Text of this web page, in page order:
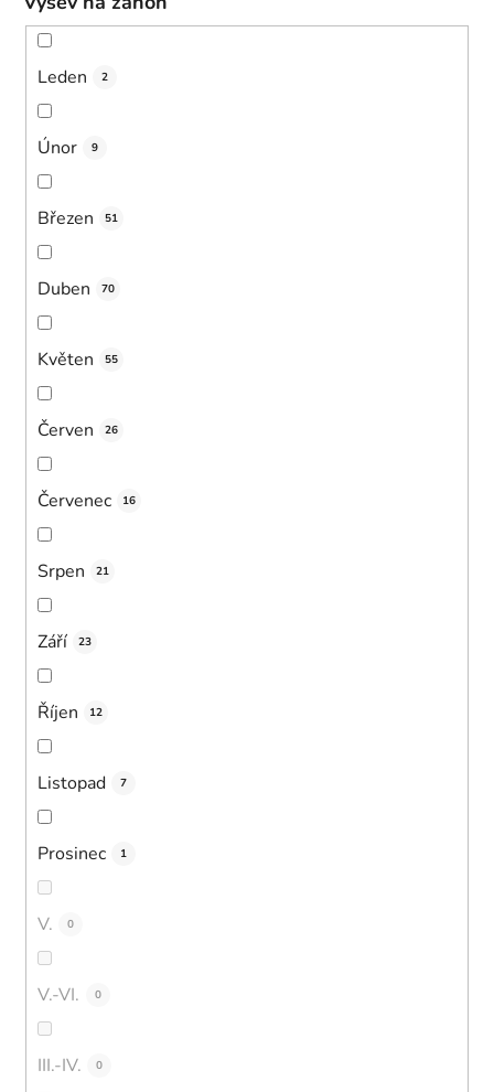
Leden 2
Únor 9
Březen 51
Duben 70
Květen 55
Červen 26
Červenec 16
Srpen 21
Září 23
Říjen 12
Listopad 7
Prosinec 1
V. 0
V.-VI. 0
III.-IV. 0